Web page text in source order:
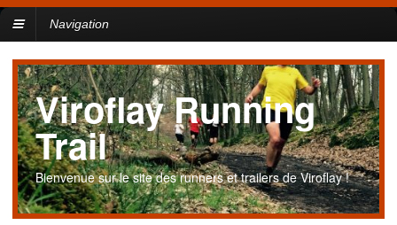
Navigation
Viroflay Running
Trail
Bienvenue sur le site des runners et trailers de Viroflay !